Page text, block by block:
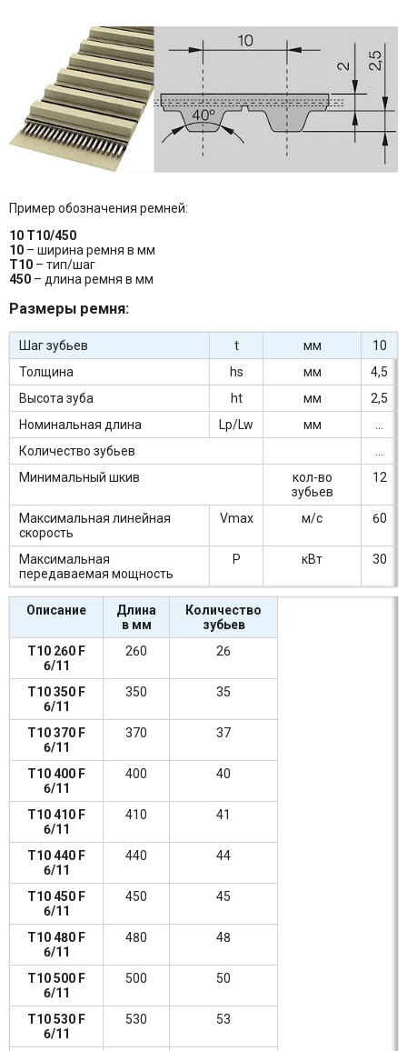
Пример обозначения ремней:
10 Т10/450
10 – ширина ремня в мм
Т10 – тип/шаг
450 – длина ремня в мм
Размеры ремня:
Шаг зубьев t мм
10
Толщина
hs мм
4,5
Высота зуба
ht мм
2,5
Номинальная длина
Lp/Lw мм
...
Количество зубьев
...
Минимальный шкив
кол-во
зубьев
12
Максимальная линейная
скорость
Vmax м/c 60
Максимальная
передаваемая мощность
P кВт 30
Описание
Длина
в мм
Количество
зубьев
T10 260 F
6/11
260 26
T10 350 F
6/11
350 35
T10 370 F
6/11
370 37
T10 400 F
6/11
400 40
T10 410 F
6/11
410 41
T10 440 F
6/11
440 44
T10 450 F
6/11
450 45
T10 480 F
6/11
480 48
T10 500 F
6/11
500 50
T10 530 F
6/11
530 53